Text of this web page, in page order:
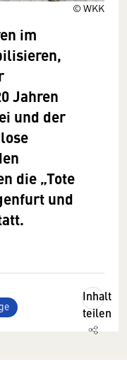
© WKK
im
Jahren
und der
die „Tote
und
Inhalt
teilen